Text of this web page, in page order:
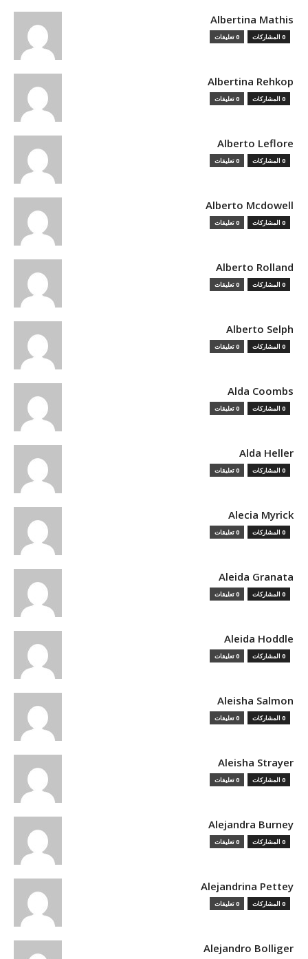
Albertina Mathis
0 المشاركات 0 تعليقات
Albertina Rehkop
0 المشاركات 0 تعليقات
Alberto Leflore
0 المشاركات 0 تعليقات
Alberto Mcdowell
0 المشاركات 0 تعليقات
Alberto Rolland
0 المشاركات 0 تعليقات
Alberto Selph
0 المشاركات 0 تعليقات
Alda Coombs
0 المشاركات 0 تعليقات
Alda Heller
0 المشاركات 0 تعليقات
Alecia Myrick
0 المشاركات 0 تعليقات
Aleida Granata
0 المشاركات 0 تعليقات
Aleida Hoddle
0 المشاركات 0 تعليقات
Aleisha Salmon
0 المشاركات 0 تعليقات
Aleisha Strayer
0 المشاركات 0 تعليقات
Alejandra Burney
0 المشاركات 0 تعليقات
Alejandrina Pettey
0 المشاركات 0 تعليقات
Alejandro Bolliger